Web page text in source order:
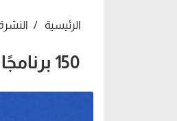
الرئيسية
150 برنامجًا بـ«ماسبيرو» لتغطية الانتخابات البرلمانية - E3lam.Com